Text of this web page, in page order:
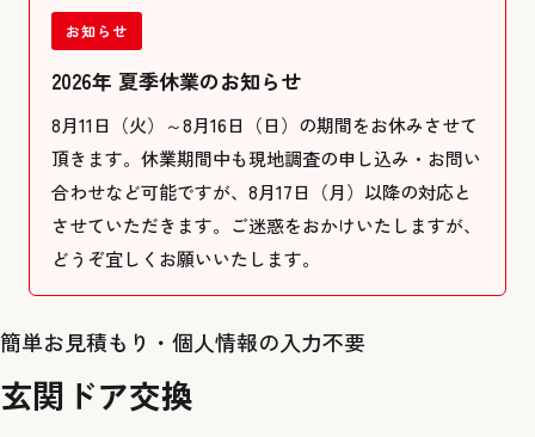
お知らせ
2026年 夏季休業のお知らせ
8月11日（火）～8月16日（日）の期間をお休みさせて
頂きます。休業期間中も現地調査の申し込み・お問い
合わせなど可能ですが、8月17日（月）以降の対応と
させていただきます。ご迷惑をおかけいたしますが、
どうぞ宜しくお願いいたします。
簡単お見積もり・個人情報の入力不要
玄関ドア交換